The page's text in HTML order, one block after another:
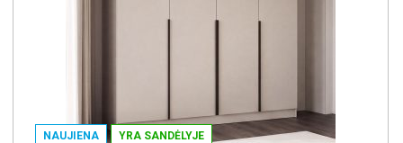
NAUJIENA YRA SANDĖLYJE